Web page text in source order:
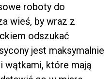
roboty do
wieś, by wraz z
odszukać
jest maksymalnie
wątkami, które mają